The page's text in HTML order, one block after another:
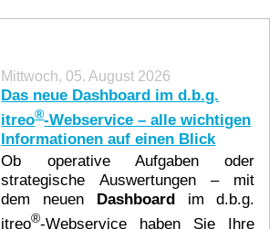
Mittwoch, 05. August 2026
Das neue Dashboard im d.b.g.
itreo®-Webservice – alle wichtigen
Informationen auf einen Blick
Ob operative Aufgaben oder
strategische Auswertungen – mit
dem neuen Dashboardim d.b.g.
itreo®-Webservice haben Sie Ihre